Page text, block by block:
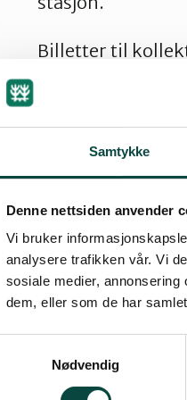
Samtykke
Denne nettsiden anvender
Vi bruker
analysere trafikken vår. Vi
sosiale medier,
dem, eller som de har
Nødvendig
Billetter til
Påmelding
Påmelding til
Skjemaet åpnet
september.